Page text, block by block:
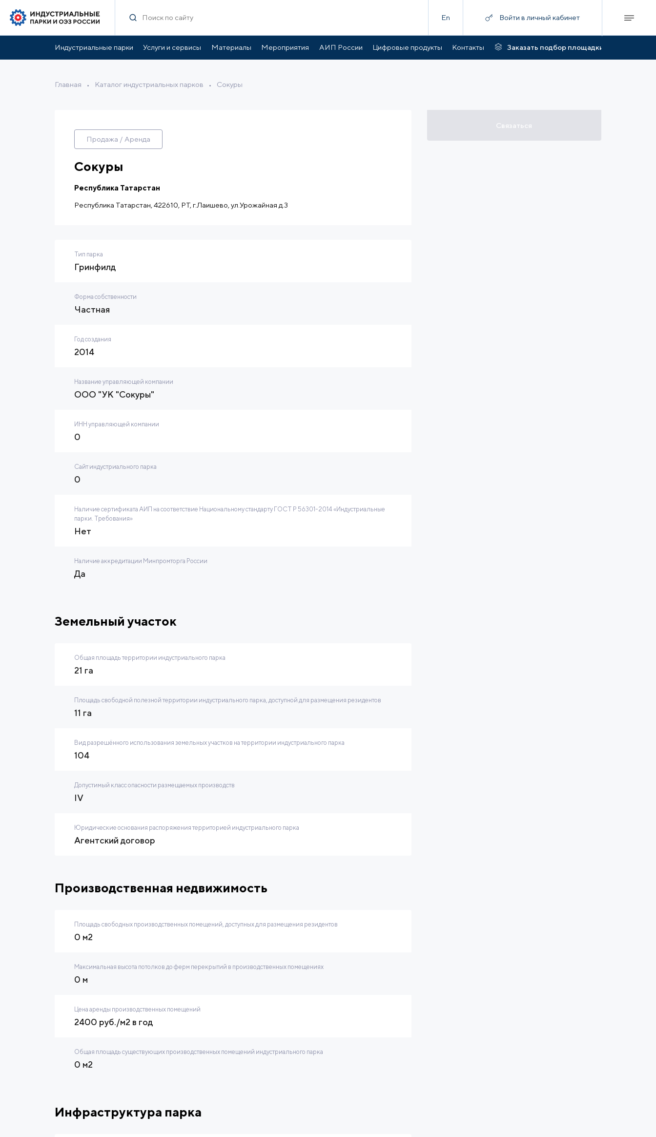
En Войти в личный кабинет
Индустриальные парки Услуги и сервисы Материалы Мероприятия АИП России Цифровые продукты Контакты Заказать подбор площадки
Главная • Каталог индустриальных парков • Сокуры
Характеристики Инфраструктура парка
Продажа / Аренда
Сокуры
Республика Татарстан
Республика Татарстан, 422610, РТ, г.Лаишево, ул.Урожайная д.3
Тип парка
Гринфилд
Форма собственности
Частная
Год создания
2014
Название управляющей компании
ООО "УК "Сокуры"
ИНН управляющей компании
0
Сайт индустриального парка
0
Наличие сертификата АИП на соответствие Национальному стандарту ГОСТ Р 56301-2014 «Индустриальные
парки. Требования»
Нет
Наличие аккредитации Минпромторга России
Да
Земельный участок
Общая площадь территории индустриального парка
21 га
Площадь свободной полезной территории индустриального парка, доступной для размещения резидентов
11 га
Вид разрешённого использования земельных участков на территории индустриального парка
104
Допустимый класс опасности размещаемых производств
IV
Юридические основания распоряжения территорией индустриального парка
Агентский договор
Производственная недвижимость
Площадь свободных производственных помещений, доступных для размещения резидентов
0 м2
Максимальная высота потолков до ферм перекрытий в производственных помещениях
0 м
Цена аренды производственных помещений
2400 руб./м2 в год
Общая площадь существующих производственных помещений индустриального парка
0 м2
Инфраструктура парка
Связаться